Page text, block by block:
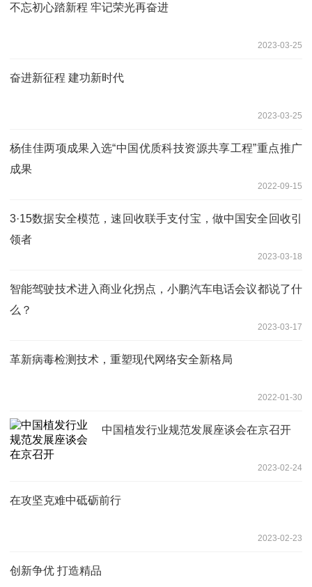
不忘初心踏新程 牢记荣光再奋进
2023-03-25
奋进新征程 建功新时代
2023-03-25
杨佳佳两项成果入选“中国优质科技资源共享工程”重点推广
成果
2022-09-15
3·15数据安全模范，速回收联手支付宝，做中国安全回收引
领者
2023-03-18
智能驾驶技术进入商业化拐点，小鹏汽车电话会议都说了什
么？
2023-03-17
革新病毒检测技术，重塑现代网络安全新格局
2022-01-30
中国植发行业规范发展座谈会在京召开
2023-02-24
在攻坚克难中砥砺前行
2023-02-23
创新争优 打造精品